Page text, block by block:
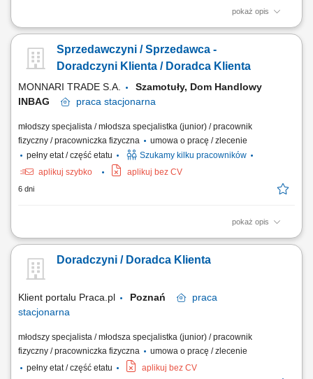
pokaż opis
Praca dla osób z doświadczeniem lub bez.
Sprzedawczyni / Sprzedawca -
Doradczyni Klienta / Doradca Klienta
MONNARI TRADE S.A.
Szamotuły, Dom Handlowy
INBAG
praca stacjonarna
młodszy specjalista / młodsza specjalistka (junior) / pracownik
fizyczny / pracowniczka fizyczna
umowa o pracę / zlecenie
pełny etat / część etatu
Szukamy kilku pracowników
aplikuj szybko
aplikuj bez CV
6 dni
pokaż opis
Salon Monnari Praca od zaraz Praca dla osób z doświadczeniem i bez
Doradczyni / Doradca Klienta
Klient portalu Praca.pl Poznań
praca
stacjonarna
młodszy specjalista / młodsza specjalistka (junior) / pracownik
fizyczny / pracowniczka fizyczna
umowa o pracę / zlecenie
pełny etat / część etatu
aplikuj bez CV